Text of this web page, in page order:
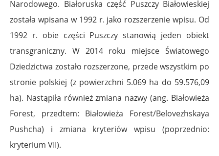
Narodowego. Białoruska część Puszczy Białowieskiej
została wpisana w 1992 r. jako rozszerzenie wpisu. Od
1992 r. obie części Puszczy stanowią jeden obiekt
transgraniczny. W 2014 roku miejsce Światowego
Dziedzictwa zostało rozszerzone, przede wszystkim po
stronie polskiej (z powierzchni 5.069 ha do 59.576,09
ha). Nastąpiła również zmiana nazwy (ang. Białowieża
Forest, przedtem: Białowieża Forest/Belovezhskaya
Pushcha) i zmiana kryteriów wpisu (poprzednio:
kryterium VII).